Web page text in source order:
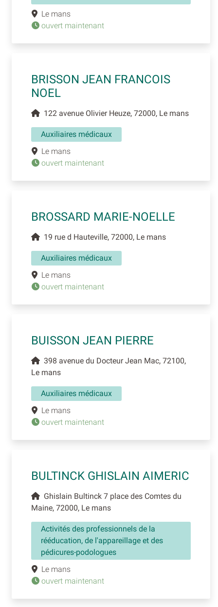
Le mans
ouvert maintenant
BRISSON JEAN FRANCOIS
NOEL
122 avenue Olivier Heuze, 72000, Le mans
Auxiliaires médicaux
Le mans
ouvert maintenant
BROSSARD MARIE-NOELLE
19 rue d Hauteville, 72000, Le mans
Auxiliaires médicaux
Le mans
ouvert maintenant
BUISSON JEAN PIERRE
398 avenue du Docteur Jean Mac, 72100,
Le mans
Auxiliaires médicaux
Le mans
ouvert maintenant
BULTINCK GHISLAIN AIMERIC
Ghislain Bultinck 7 place des Comtes du
Maine, 72000, Le mans
Activités des professionnels de la
rééducation, de l'appareillage et des
pédicures-podologues
Le mans
ouvert maintenant